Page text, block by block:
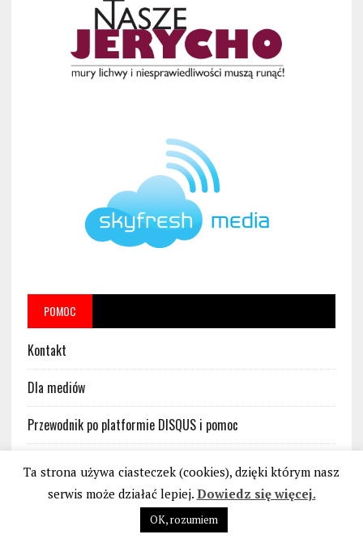
POMOC
Kontakt
Dla mediów
Przewodnik po platformie DISQUS i pomoc
Ta strona używa ciasteczek (cookies), dzięki którym nasz
serwis może działać lepiej. Dowiedz się więcej.
OK, rozumiem